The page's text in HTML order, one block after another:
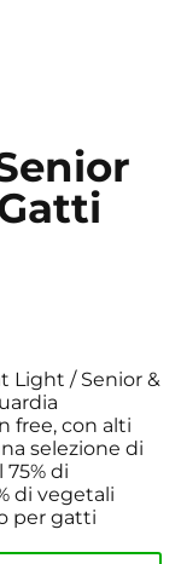
Light / Senior &
free, con alti
selezione di
di
di vegetali
per gatti